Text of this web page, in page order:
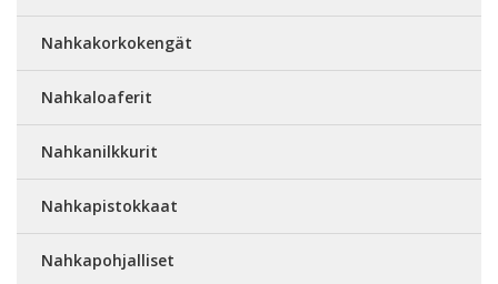
Nahkakorkokengät
Nahkaloaferit
Nahkanilkkurit
Nahkapistokkaat
Nahkapohjalliset